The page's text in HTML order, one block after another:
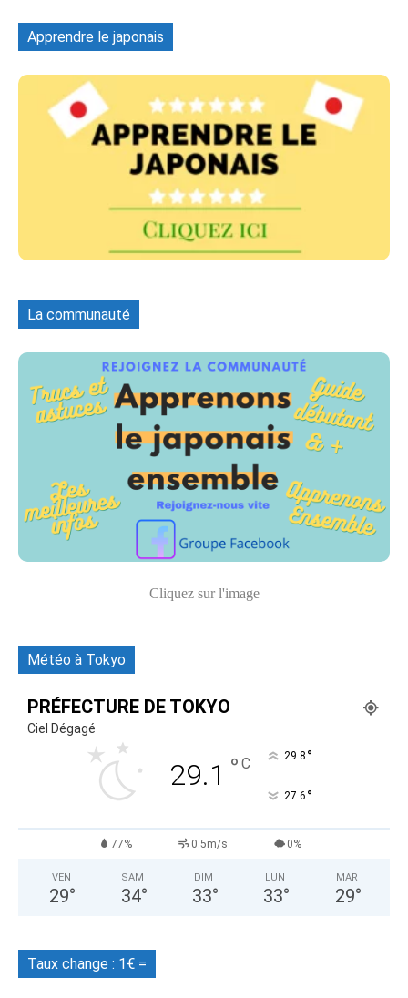
Apprendre le japonais
La communauté
Cliquez sur l'image
Météo à Tokyo
PRÉFECTURE DE TOKYO
Ciel Dégagé
29.1 ° C 29.8 °
27.6 °
77% 0.5m/s 0%
VEN
29°
SAM
34°
DIM
33°
LUN
33°
MAR
29°
Taux change : 1€ =